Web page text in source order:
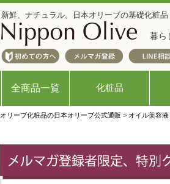
新鮮、ナチュラル。日本オリーブの基礎化粧
暮ら
全商品一覧 化粧品
オリーブ化粧品の日本オリーブ公式通販 > オイル美容